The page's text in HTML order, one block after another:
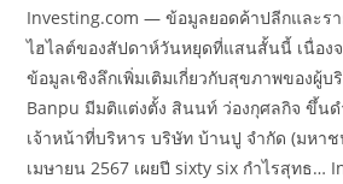
Investing.com — ข้อมูลยอดค้าปลีกและร
ไฮไลต์ของสัปดาห์วันหยุดที่แสนสั้นนี้ เนื่อง
ข้อมูลเชิงลึกเพิ่มเติมเกี่ยวกับสุขภาพของผู้
Banpu มีมติแต่งตั้ง สินนท์ ว่องกุศลกิจ ขึ้น
เจ้าหน้าที่บริหาร บริษัท บ้านปู จำกัด (มหา
เมษายน 2567 เผยปี sixty six กำไรสุทธ…